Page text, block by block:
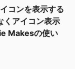
コンを表示する
くアイコン表示
Makesの使い